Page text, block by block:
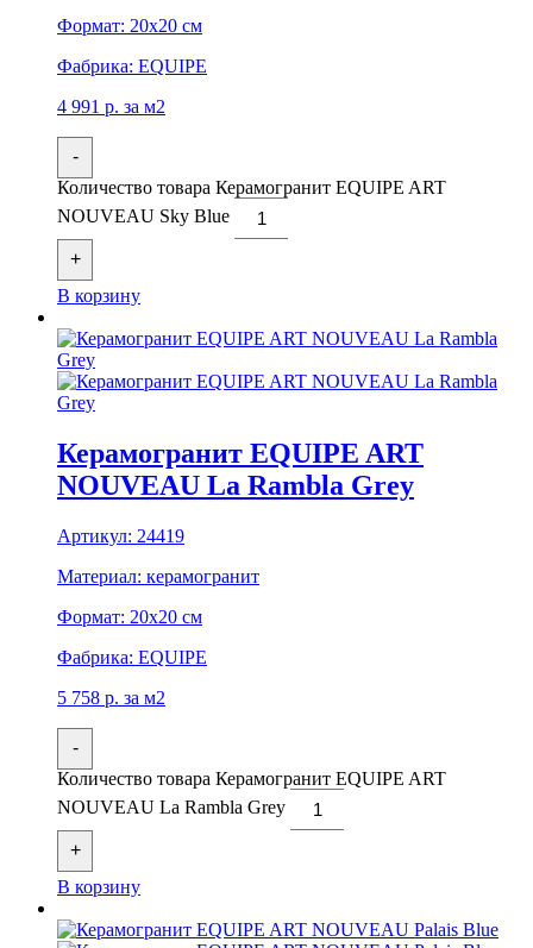
Формат: 20x20 см
Фабрика: EQUIPE
4 991 р. за м2
-
Количество товара Керамогранит EQUIPE ART
NOUVEAU Sky Blue
+
В корзину
Керамогранит EQUIPE ART
NOUVEAU La Rambla Grey
Артикул: 24419
Материал: керамогранит
Формат: 20x20 см
Фабрика: EQUIPE
5 758 р. за м2
-
Количество товара Керамогранит EQUIPE ART
NOUVEAU La Rambla Grey
+
В корзину